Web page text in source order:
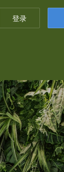
登录